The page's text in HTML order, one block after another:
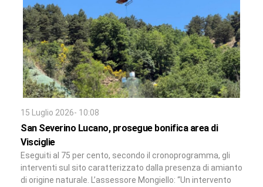
15 Luglio 2026- 10:08
San Severino Lucano, prosegue bonifica area di
Visciglie
Eseguiti al 75 per cento, secondo il cronoprogramma, gli
interventi sul sito caratterizzato dalla presenza di amianto
di origine naturale. L’assessore Mongiello: “Un intervento